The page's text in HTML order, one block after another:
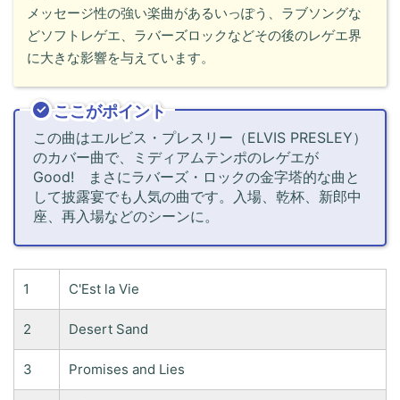
メッセージ性の強い楽曲があるいっぽう、ラブソングな
どソフトレゲエ、ラバーズロックなどその後のレゲエ界
に大きな影響を与えています。
ここがポイント
この曲はエルビス・プレスリー（ELVIS PRESLEY）
のカバー曲で、ミディアムテンポのレゲエが
Good! まさにラバーズ・ロックの金字塔的な曲と
して披露宴でも人気の曲です。入場、乾杯、新郎中
座、再入場などのシーンに。
1 C'Est la Vie
2 Desert Sand
3 Promises and Lies